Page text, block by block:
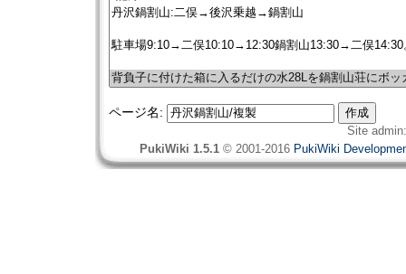
ページ名:
Site
PukiWiki 1.5.1 © 2001-2016 PukiWiki